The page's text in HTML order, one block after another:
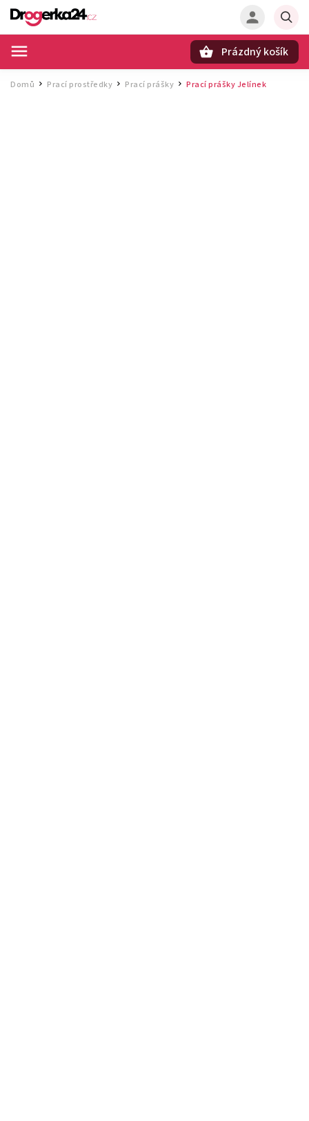
Prázdný košík
Domů / Prací prostředky / Prací prášky / Prací prášky Jelínek